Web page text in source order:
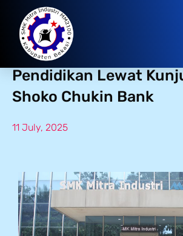
Semangat Kolaborasi
Pendidikan Lewat
Shoko Chukin Bank
11 July, 2025